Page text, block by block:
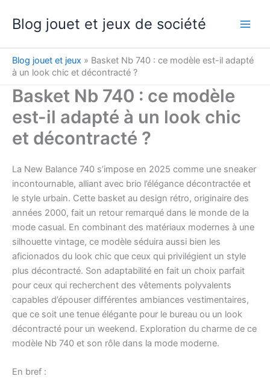
Blog jouet et jeux de société
Blog jouet et jeux » Basket Nb 740 : ce modèle est-il adapté
à un look chic et décontracté ?
Basket Nb 740 : ce modèle
est-il adapté à un look chic
et décontracté ?
La New Balance 740 s’impose en 2025 comme une sneaker
incontournable, alliant avec brio l’élégance décontractée et
le style urbain. Cette basket au design rétro, originaire des
années 2000, fait un retour remarqué dans le monde de la
mode casual. En combinant des matériaux modernes à une
silhouette vintage, ce modèle séduira aussi bien les
aficionados du look chic que ceux qui privilégient un style
plus décontracté. Son adaptabilité en fait un choix parfait
pour ceux qui recherchent des vêtements polyvalents
capables d’épouser différentes ambiances vestimentaires,
que ce soit une tenue élégante pour le bureau ou un look
décontracté pour un weekend. Exploration du charme de ce
modèle Nb 740 et son rôle dans la mode moderne.
En bref :